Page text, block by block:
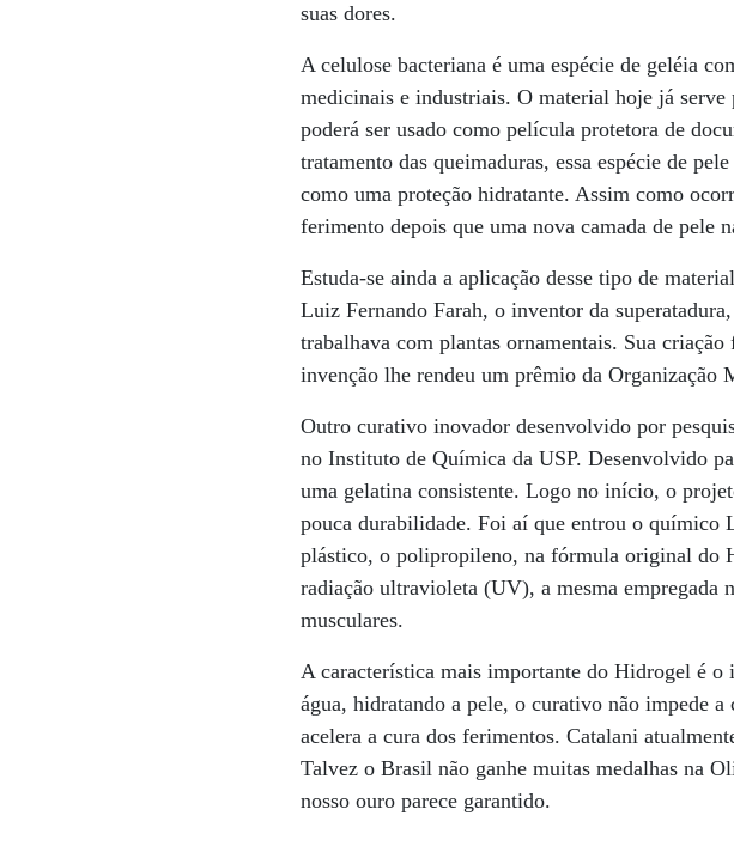
suas dores.
A celulose bacteriana é uma espécie de geléia
medicinais e industriais. O material hoje já
poderá ser usado como película protetora de
tratamento das queimaduras, essa espécie de
como uma proteção hidratante. Assim como
ferimento depois que uma nova camada de pele
Estuda-se ainda a aplicação desse tipo de
Luiz Fernando Farah, o inventor da
trabalhava com plantas ornamentais. Sua
invenção lhe rendeu um prêmio da Organização
Outro curativo inovador desenvolvido por
no Instituto de Química da USP. Desenvolvido
uma gelatina consistente. Logo no início, o
pouca durabilidade. Foi aí que entrou o químico
plástico, o polipropileno, na fórmula original do
radiação ultravioleta (UV), a mesma empregada
musculares.
A característica mais importante do Hidrogel é
água, hidratando a pele, o curativo não impede
acelera a cura dos ferimentos. Catalani
Talvez o Brasil não ganhe muitas medalhas na
nosso ouro parece garantido.